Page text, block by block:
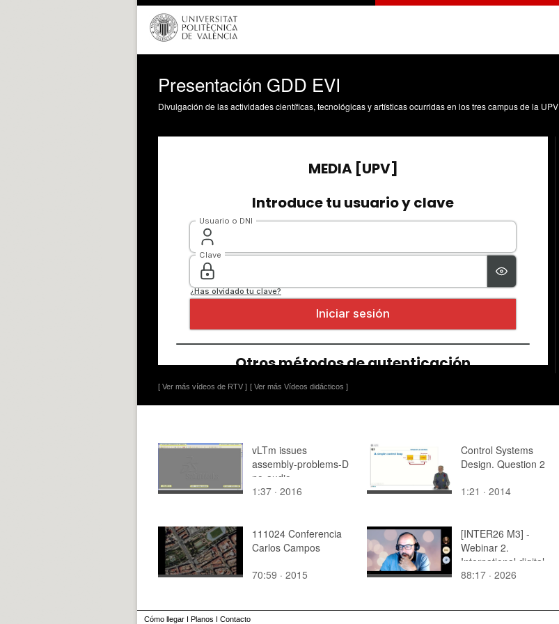
Presentación GDD EVI
Divulgación de las actividades científicas, tecnológicas y artísticas ocurridas en los tres campus de la UPV
[ Ver más vídeos de RTV ] [ Ver más Vídeos didácticos ]
vLTm issues
assembly-problems-D
no-audio
1:37 · 2016
Control Systems
Design. Question 2
1:21 · 2014
111024 Conferencia
Carlos Campos
70:59 · 2015
[INTER26 M3] -
Webinar 2.
International digital
marketing actions
88:17 · 2026
Cómo llegar I Planos I Contacto